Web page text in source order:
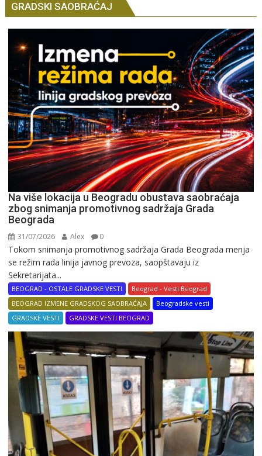
GRADSKI SAOBRAĆAJ
Na više lokacija u Beogradu obustava saobraćaja
zbog snimanja promotivnog sadržaja Grada
Beograda
31/07/2026 Alex 0
Tokom snimanja promotivnog sadržaja Grada Beograda menja
se režim rada linija javnog prevoza, saopštavaju iz
Sekretarijata...
BEOGRAD - OSTALE GRADSKE VESTI
Beograd - Vesti Beograd
BEOGRAD IZMENE GRADSKOG SAOBRAĆAJA
Beogradske vesti
GRADSKE VESTI
GRADSKE VESTI BEOGRAD